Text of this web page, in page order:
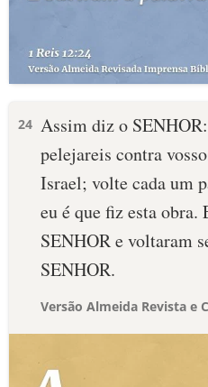
24 Assim diz o
pelejareis contra
Israel; volte cada um
eu é que fiz esta
SENHOR e voltaram
SENHOR.
Versão Almeida Revista e